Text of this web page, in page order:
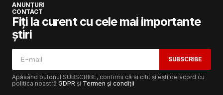
ANUNȚURI
CONTACT
Fiți la curent cu cele mai importante
știri
SUBSCRIBE
Apăsând butonul SUBSCRIBE, confirmi că ai citit și ești de acord cu
politica noastră GDPR și Termen și condiții